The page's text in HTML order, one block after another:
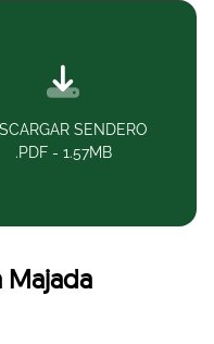
SENDERO
.PDF - 1.57MB
Majada